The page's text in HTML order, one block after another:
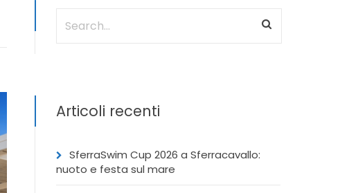
Articoli recenti
SferraSwim Cup 2026 a Sferracavallo:
nuoto e festa sul mare